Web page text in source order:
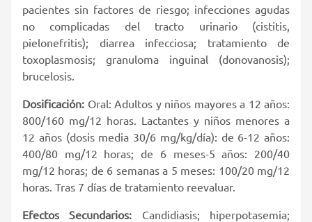
pacientes sin factores de riesgo; infecciones agudas
no complicadas del tracto urinario (cistitis,
pielonefritis); diarrea infecciosa; tratamiento de
toxoplasmosis; granuloma inguinal (donovanosis);
brucelosis.
Dosificación: Oral: Adultos y niños mayores a 12 años:
800/160 mg/12 horas. Lactantes y niños menores a
12 años (dosis media 30/6 mg/kg/día): de 6-12 años:
400/80 mg/12 horas; de 6 meses-5 años: 200/40
mg/12 horas; de 6 semanas a 5 meses: 100/20 mg/12
horas. Tras 7 días de tratamiento reevaluar.
Efectos Secundarios: Candidiasis; hiperpotasemia;